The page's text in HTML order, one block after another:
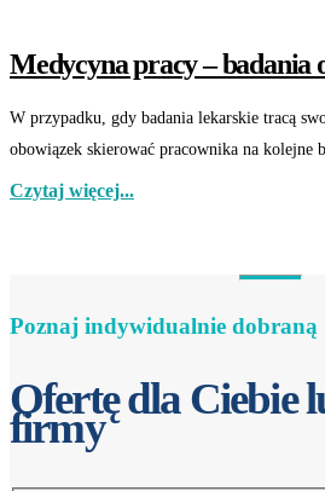
Medycyna pracy – badania
W przypadku, gdy badania lekarskie tracą
obowiązek skierować pracownika na kolejne
Czytaj więcej...
Poznaj indywidualnie dobraną
Ofertę dla Ciebie
firmy